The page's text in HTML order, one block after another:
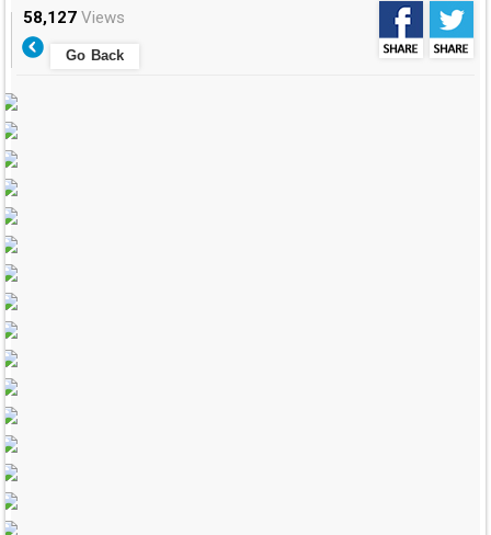
58,127 Views
Go Back